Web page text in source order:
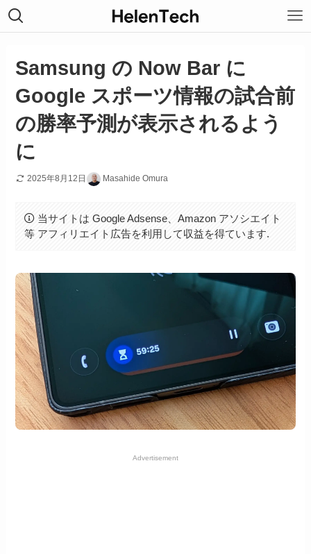
Samsung の Now Bar に
Google スポーツ情報の試合前
の勝率予測が表示されるよう
に
2025年8月12日 Masahide Omura
当サイトは Google Adsense、Amazon アソシエイト
等 アフィリエイト広告を利用して収益を得ています.
Advertisement